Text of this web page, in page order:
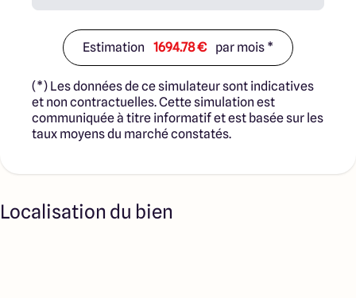
Estimation 1694.78 € par mois *
(*) Les données de ce simulateur sont indicatives
et non contractuelles. Cette simulation est
communiquée à titre informatif et est basée sur les
taux moyens du marché constatés.
Localisation du bien